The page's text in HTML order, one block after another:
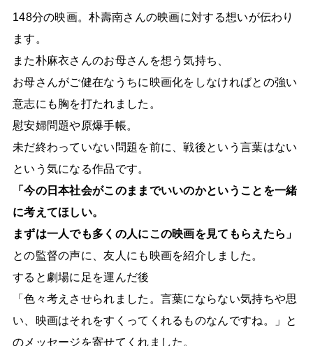
148分の映画。朴壽南さんの映画に対する想いが伝わり
ます。
また朴麻衣さんのお母さんを想う気持ち、
お母さんがご健在なうちに映画化をしなければとの強い
意志にも胸を打たれました。
慰安婦問題や原爆手帳。
未だ終わっていない問題を前に、戦後という言葉はない
という気になる作品です。
「今の日本社会がこのままでいいのかということを一緒
に考えてほしい。
まずは一人でも多くの人にこの映画を見てもらえたら」
との監督の声に、友人にも映画を紹介しました。
すると劇場に足を運んだ後
「色々考えさせられました。言葉にならない気持ちや思
い、映画はそれをすくってくれるものなんですね。」と
のメッセージを寄せてくれました。